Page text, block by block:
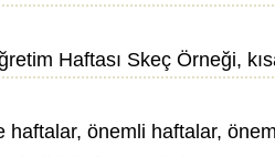
Haftası Skeç Örneği,
önemli haftalar,